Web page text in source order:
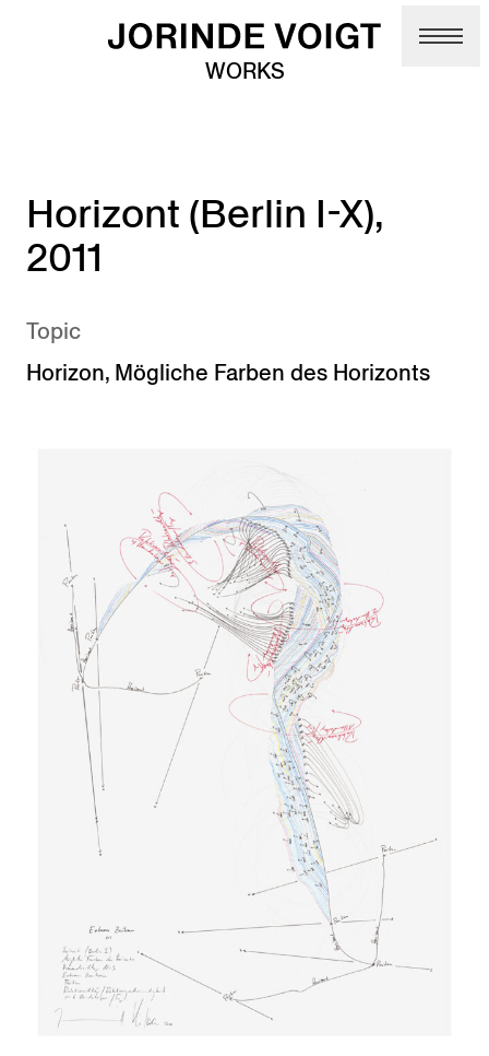
Skip to main content
WORKS
Horizont (Berlin I-X),
2011
Topic
Horizon, Mögliche Farben des Horizonts